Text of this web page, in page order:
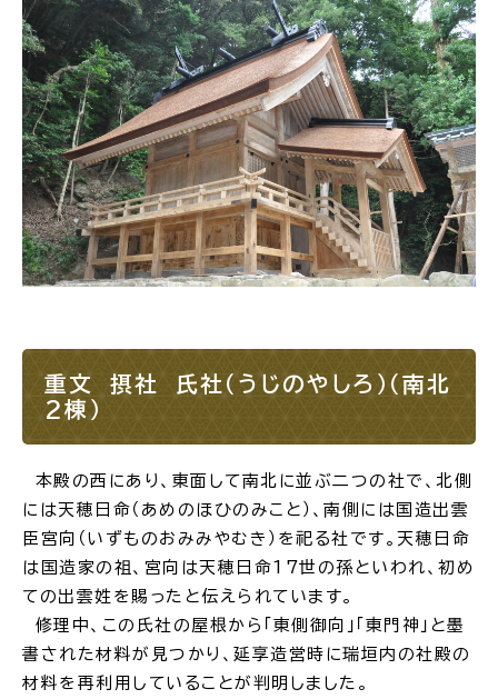
重文 摂社 氏社（うじのやしろ）（南北
2棟）
本殿の西にあり、東面して南北に並ぶ二つの社で、北側
には天穂日命（あめのほひのみこと）、南側には国造出雲
臣宮向（いずものおみみやむき）を祀る社です。天穂日命
は国造家の祖、宮向は天穂日命17世の孫といわれ、初め
ての出雲姓を賜ったと伝えられています。
修理中、この氏社の屋根から「東側御向」「東門神」と墨
書された材料が見つかり、延享造営時に瑞垣内の社殿の
材料を再利用していることが判明しました。